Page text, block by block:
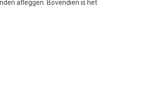
afleggen. Bovendien is het